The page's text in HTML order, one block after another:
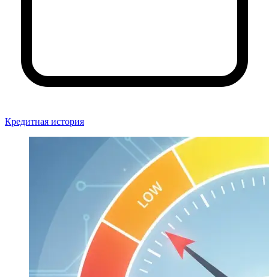
Кредитная история